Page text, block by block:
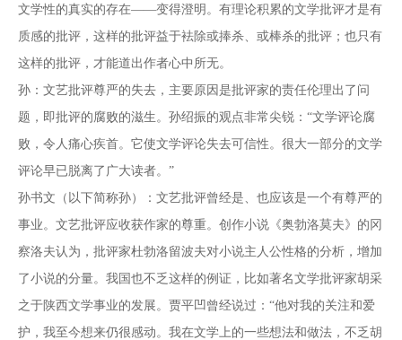
文学性的真实的存在——变得澄明。有理论积累的文学批评才是有
质感的批评，这样的批评益于袪除或捧杀、或棒杀的批评；也只有
这样的批评，才能道出作者心中所无。
孙：文艺批评尊严的失去，主要原因是批评家的责任伦理出了问
题，即批评的腐败的滋生。孙绍振的观点非常尖锐：“文学评论腐
败，令人痛心疾首。它使文学评论失去可信性。很大一部分的文学
评论早已脱离了广大读者。”
孙书文（以下简称孙）：文艺批评曾经是、也应该是一个有尊严的
事业。文艺批评应收获作家的尊重。创作小说《奥勃洛莫夫》的冈
察洛夫认为，批评家杜勃洛留波夫对小说主人公性格的分析，增加
了小说的分量。我国也不乏这样的例证，比如著名文学批评家胡采
之于陕西文学事业的发展。贾平凹曾经说过：“他对我的关注和爱
护，我至今想来仍很感动。我在文学上的一些想法和做法，不乏胡